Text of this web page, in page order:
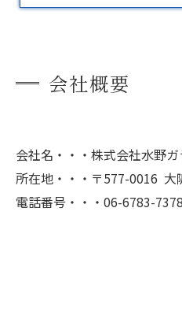
会社概要
会社名・・・株式会社水野ガ
所在地・・・〒577-0016 大
電話番号・・・06-6783-7378